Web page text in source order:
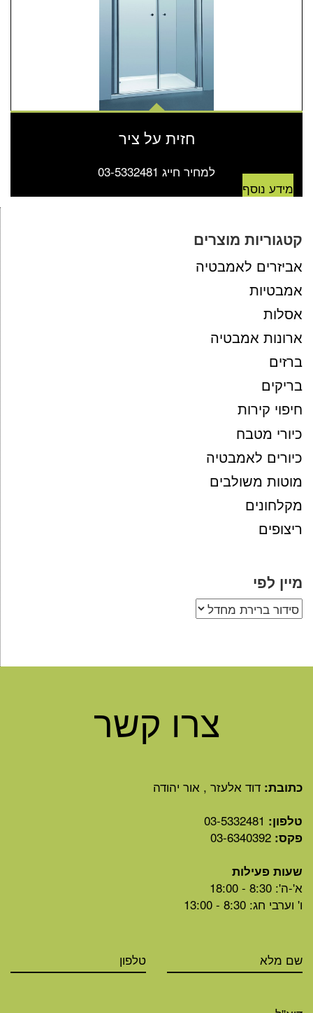
חזית על ציר
למחיר חייג 03-5332481
מידע נוסף
קטגוריות מוצרים
אביזרים לאמבטיה
אמבטיות
אסלות
ארונות אמבטיה
ברזים
בריקים
חיפוי קירות
כיורי מטבח
כיורים לאמבטיה
מוטות משולבים
מקלחונים
ריצופים
מיין לפי
צרו קשר
כתובת: דוד אלעזר , אור יהודה
טלפון: 03-5332481
פקס: 03-6340392
שעות פעילות
א'-ה': 8:30 - 18:00
ו' וערבי חג: 8:30 - 13:00